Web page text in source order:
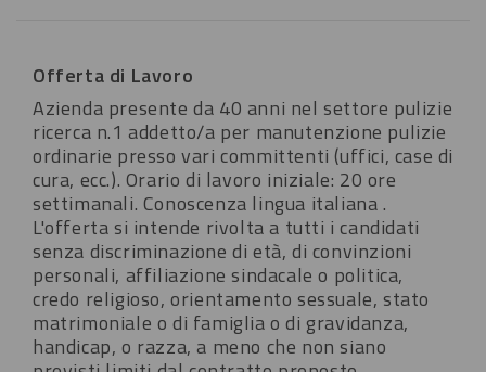
Offerta di Lavoro
Azienda presente da 40 anni nel settore pulizie
ricerca n.1 addetto/a per manutenzione pulizie
ordinarie presso vari committenti (uffici, case di
cura, ecc.). Orario di lavoro iniziale: 20 ore
settimanali. Conoscenza lingua italiana .
L'offerta si intende rivolta a tutti i candidati
senza discriminazione di età, di convinzioni
personali, affiliazione sindacale o politica,
credo religioso, orientamento sessuale, stato
matrimoniale o di famiglia o di gravidanza,
handicap, o razza, a meno che non siano